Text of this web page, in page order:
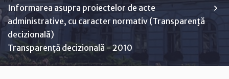
Informarea asupra proiectelor de acte
administrative, cu caracter normativ (Transparenţă
decizională)
Transparență decizională - 2010